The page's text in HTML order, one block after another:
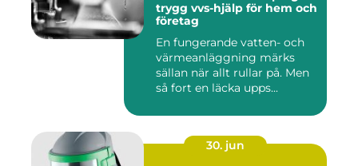
trygg vvs-hjälp för hem och
företag
En fungerande vatten- och
värmeanläggning märks
sällan när allt rullar på. Men
så fort en läcka upps...
30. jun